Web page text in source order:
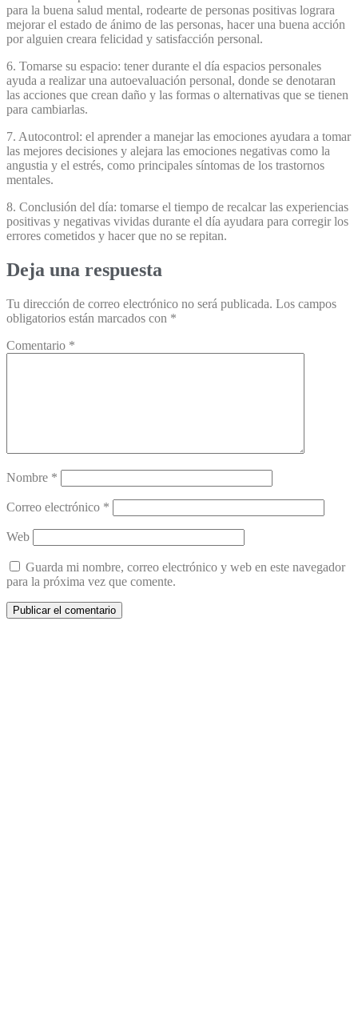
para la buena salud mental, rodearte de personas positivas lograra
mejorar el estado de ánimo de las personas, hacer una buena acción
por alguien creara felicidad y satisfacción personal.
6. Tomarse su espacio: tener durante el día espacios personales
ayuda a realizar una autoevaluación personal, donde se denotaran
las acciones que crean daño y las formas o alternativas que se tienen
para cambiarlas.
7. Autocontrol: el aprender a manejar las emociones ayudara a tomar
las mejores decisiones y alejara las emociones negativas como la
angustia y el estrés, como principales síntomas de los trastornos
mentales.
8. Conclusión del día: tomarse el tiempo de recalcar las experiencias
positivas y negativas vividas durante el día ayudara para corregir los
errores cometidos y hacer que no se repitan.
Deja una respuesta
Tu dirección de correo electrónico no será publicada. Los campos
obligatorios están marcados con *
Comentario *
Nombre *
Correo electrónico *
Web
Guarda mi nombre, correo electrónico y web en este navegador
para la próxima vez que comente.